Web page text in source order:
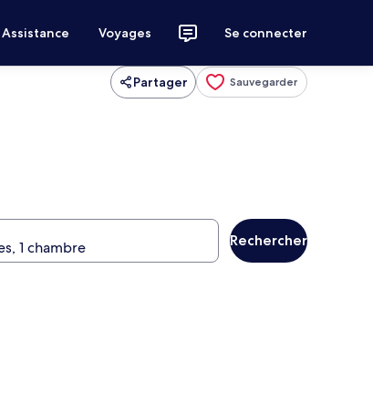
Assistance Voyages Se connecter
Partager Sauvegarder
Rechercher